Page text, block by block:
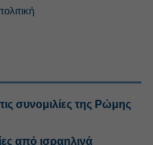
συνομιλίες της Ρώμης
από ισραηλινά